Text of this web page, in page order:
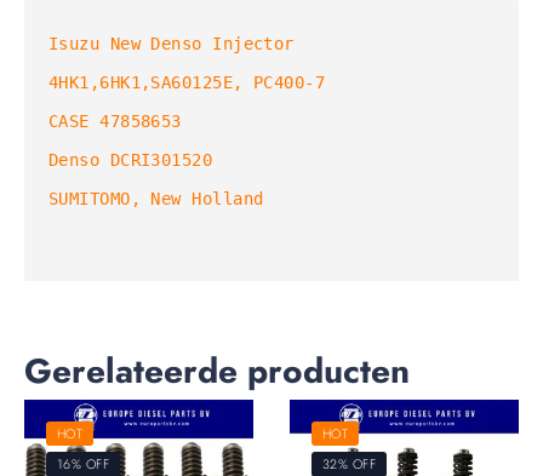
Isuzu New Denso Injector
4HK1,6HK1,SA60125E, PC400-7
CASE 47858653
Denso DCRI301520
SUMITOMO, New Holland
Gerelateerde producten
HOT
16% OFF
HOT
32% OFF